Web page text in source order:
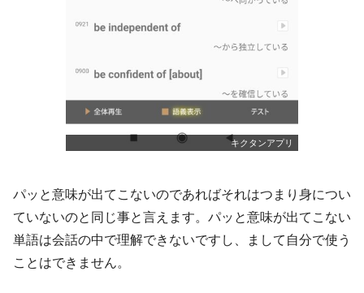
キクタンアプリ
パッと意味が出てこないのであればそれはつまり身につい
ていないのと同じ事と言えます。パッと意味が出てこない
単語は会話の中で理解できないですし、まして自分で使う
ことはできません。